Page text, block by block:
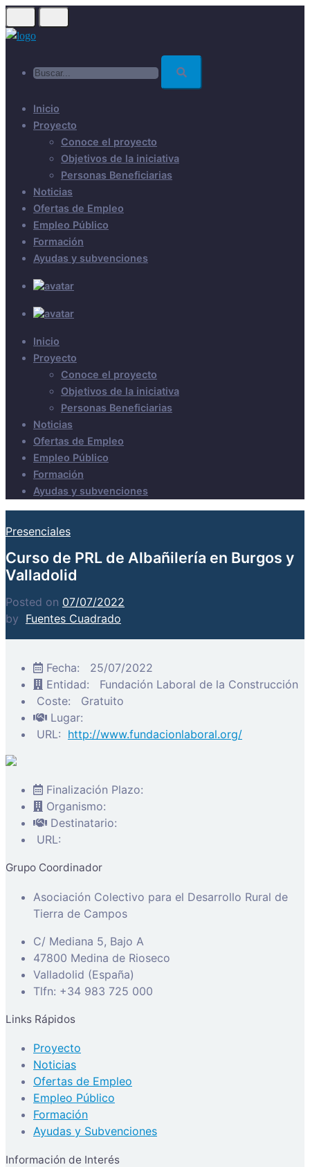
Skip
to
Inicio
Proyecto
Conoce el proyecto
Objetivos de la iniciativa
Personas Beneficiarias
Noticias
Ofertas de Empleo
Empleo Público
Formación
Ayudas y subvenciones
Inicio
Proyecto
Conoce el proyecto
Objetivos de la iniciativa
Personas Beneficiarias
Noticias
Ofertas de Empleo
Empleo Público
Formación
Ayudas y subvenciones
Presenciales
Curso de PRL de Albañilería en Burgos y
Valladolid
Posted on 07/07/2022
by Fuentes Cuadrado
Fecha:
25/07/2022
Entidad:
Fundación Laboral de la Construcción
Coste:
Gratuito
Lugar:
URL: http://www.fundacionlaboral.org/
Finalización Plazo:
Organismo:
Destinatario:
URL:
Grupo Coordinador
Asociación Colectivo para el Desarrollo Rural de
Tierra de Campos
C/ Mediana 5, Bajo A
47800 Medina de Rioseco
Valladolid (España)
Tlfn: +34 983 725 000
Links Rápidos
Proyecto
Noticias
Ofertas de Empleo
Empleo Público
Formación
Ayudas y Subvenciones
Información de Interés